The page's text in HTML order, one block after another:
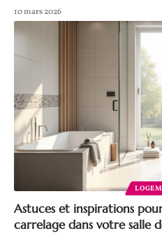
10 mars 2026
Astuces et inspirations
carrelage dans votre salle